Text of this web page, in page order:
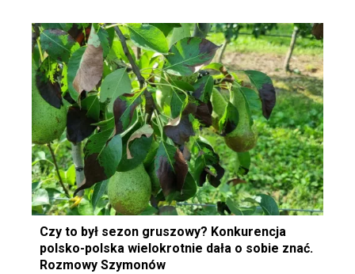
Czy to był sezon gruszowy? Konkurencja
polsko-polska wielokrotnie dała o sobie znać.
Rozmowy Szymonów